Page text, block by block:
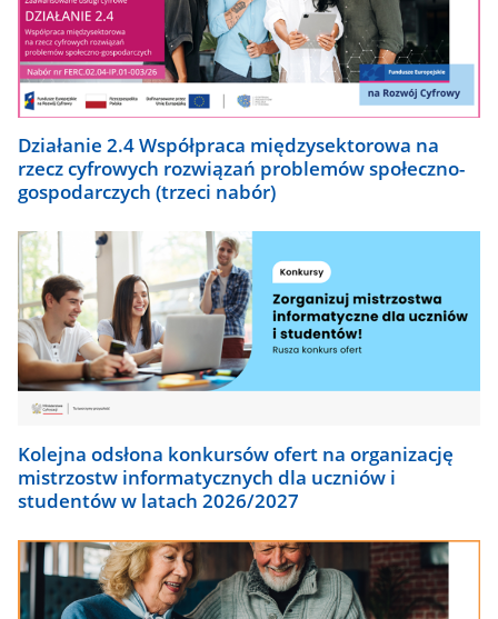
Działanie 2.4 Współpraca międzysektorowa na
rzecz cyfrowych rozwiązań problemów społeczno-
gospodarczych (trzeci nabór)
Kolejna odsłona konkursów ofert na organizację
mistrzostw informatycznych dla uczniów i
studentów w latach 2026/2027